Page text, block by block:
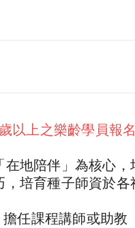
以上之樂齡學員報
地陪伴」為核心
培育種子師資於各
任課程講師或助教